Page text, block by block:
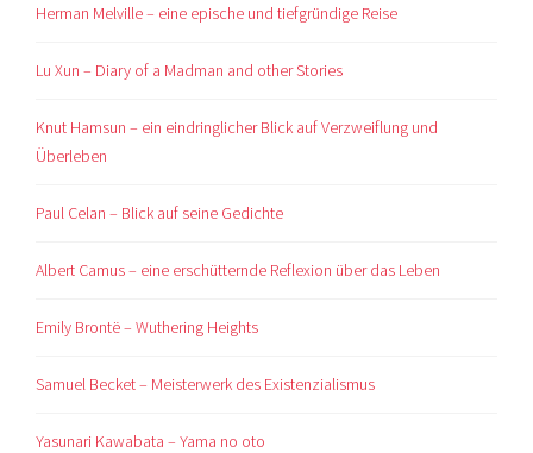
Herman Melville – eine epische und tiefgründige Reise
Lu Xun – Diary of a Madman and other Stories
Knut Hamsun – ein eindringlicher Blick auf Verzweiflung und
Überleben
Paul Celan – Blick auf seine Gedichte
Albert Camus – eine erschütternde Reflexion über das Leben
Emily Brontë – Wuthering Heights
Samuel Becket – Meisterwerk des Existenzialismus
Yasunari Kawabata – Yama no oto